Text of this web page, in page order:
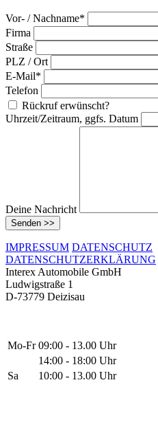
Vor- / Nachname*
Firma
Straße
PLZ / Ort
E-Mail*
Telefon
Rückruf erwünscht?
Uhrzeit/Zeitraum, ggfs. Datum
Deine Nachricht
Senden >>
IMPRESSUM DATENSCHUTZ
DATENSCHUTZERKLÄRUNG
Interex Automobile GmbH
Ludwigstraße 1
D-73779 Deizisau
Mo-Fr 09:00 - 13.00 Uhr
14:00 - 18:00 Uhr
Sa
10:00 - 13.00 Uhr